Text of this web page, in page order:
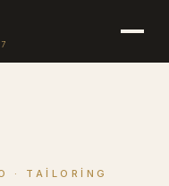
· TAILORING